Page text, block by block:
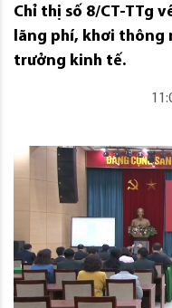
Chỉ thị số 8/CT-TTg
lãng phí, khơi thông
trưởng kinh tế.